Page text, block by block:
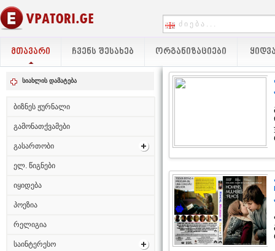
ᲛᲗᲐᲕᲐᲠᲘ ᲩᲕᲔᲜᲡ ᲨᲔᲡᲐᲮᲔᲑ ᲝᲠᲒᲐᲜᲘᲖᲐᲪᲘᲔᲑᲘ
სიახლის დამატება
ბიზნეს ჟურნალი
გამონათქვამები
გასართობი
ელ. წიგნები
იყიდება
პოეზია
რელიგია
საინტერესო